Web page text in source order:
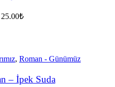
25.00₺
, Roman - Günümüz
– İpek Suda